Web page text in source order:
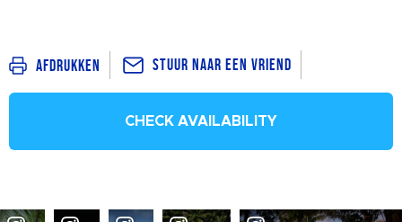
Afdrukken Stuur naar een vriend
CHECK AVAILABILITY